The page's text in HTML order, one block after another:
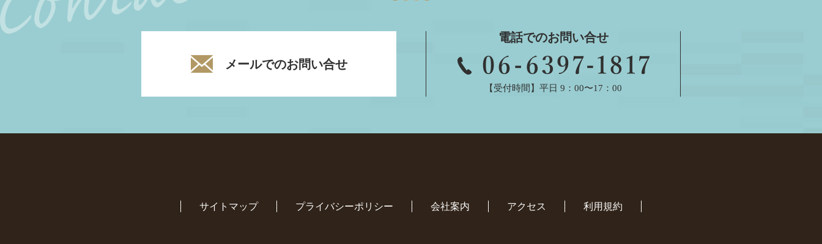
メールでのお問い合せ
電話でのお問い合せ
【受付時間】平日 9：00〜17：00
サイトマップ プライバシーポリシー 会社案内 アクセス 利用規約